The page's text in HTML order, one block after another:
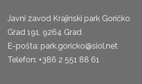
Javni zavod Krajinski park Goričko
Grad 191, 9264 Grad
E-pošta: park.goricko@siol.net
Telefon: +386 2 551 88 61